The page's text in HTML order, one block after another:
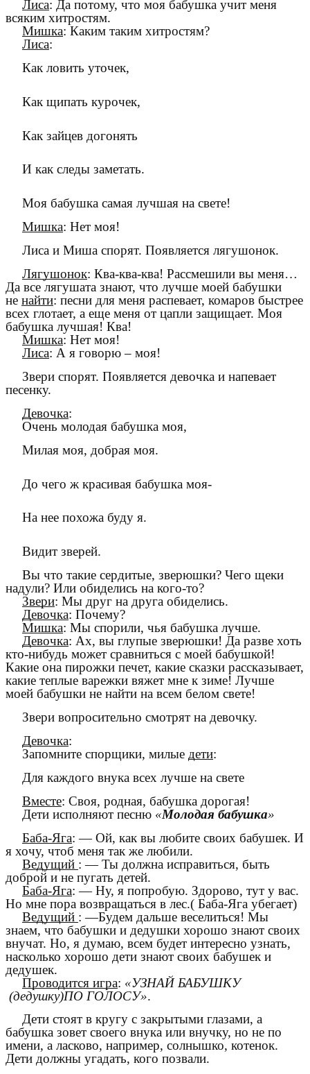
Лиса: Да потому, что моя бабушка учит меня
всяким хитростям.
Мишка: Каким таким хитростям?
Лиса:
Как ловить уточек,
Как щипать курочек,
Как зайцев догонять
И как следы заметать.
Моя бабушка самая лучшая на свете!
Мишка: Нет моя!
Лиса и Миша спорят. Появляется лягушонок.
Лягушонок: Ква-ква-ква! Рассмешили вы меня…
Да все лягушата знают, что лучше моей бабушки
не найти: песни для меня распевает, комаров быстрее
всех глотает, а еще меня от цапли защищает. Моя
бабушка лучшая! Ква!
Мишка: Нет моя!
Лиса: А я говорю – моя!
Звери спорят. Появляется девочка и напевает
песенку.
Девочка:
Очень молодая бабушка моя,
Милая моя, добрая моя.
До чего ж красивая бабушка моя-
На нее похожа буду я.
Видит зверей.
Вы что такие сердитые, зверюшки? Чего щеки
надули? Или обиделись на кого-то?
Звери: Мы друг на друга обиделись.
Девочка: Почему?
Мишка: Мы спорили, чья бабушка лучше.
Девочка: Ах, вы глупые зверюшки! Да разве хоть
кто-нибудь может сравниться с моей бабушкой!
Какие она пирожки печет, какие сказки рассказывает,
какие теплые варежки вяжет мне к зиме! Лучше
моей бабушки не найти на всем белом свете!
Звери вопросительно смотрят на девочку.
Девочка:
Запомните спорщики, милые дети:
Для каждого внука всех лучше на свете
Вместе: Своя, родная, бабушка дорогая!
Дети исполняют песню «Молодая бабушка»
Баба-Яга: — Ой, как вы любите своих бабушек. И
я хочу, чтоб меня так же любили.
Ведущий : — Ты должна исправиться, быть
доброй и не пугать детей.
Баба-Яга: — Ну, я попробую. Здорово, тут у вас.
Но мне пора возвращаться в лес.( Баба-Яга убегает)
Ведущий : —Будем дальше веселиться! Мы
знаем, что бабушки и дедушки хорошо знают своих
внучат. Но, я думаю, всем будет интересно узнать,
насколько хорошо дети знают своих бабушек и
дедушек.
Проводится игра: «УЗНАЙ БАБУШКУ
(дедушку)ПО ГОЛОСУ».
Дети стоят в кругу с закрытыми глазами, а
бабушка зовет своего внука или внучку, но не по
имени, а ласково, например, солнышко, котенок.
Дети должны угадать, кого позвали.